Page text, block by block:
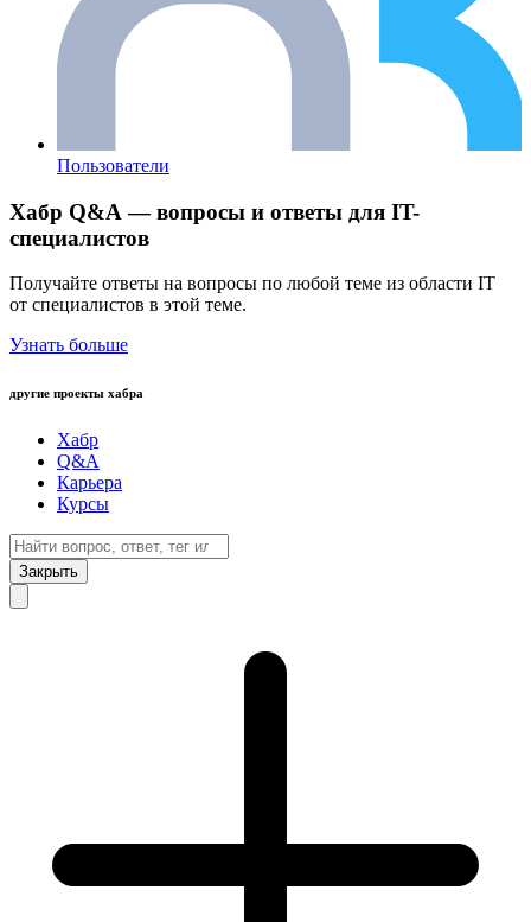
Пользователи
Хабр Q&A — вопросы и ответы для IT-
специалистов
Получайте ответы на вопросы по любой теме из области IT
от специалистов в этой теме.
Узнать больше
другие проекты хабра
Хабр
Q&A
Карьера
Курсы
Закрыть